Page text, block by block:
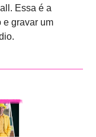
Essa é a
e gravar um